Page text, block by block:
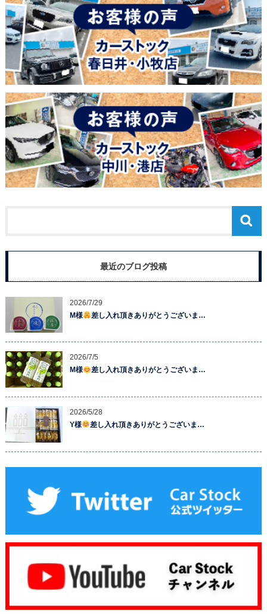
最近のブログ投稿
2026/7/29
M様
差し入れ頂きありがとうございま…
2026/7/5
M様
差し入れ頂きありがとうございま…
2026/5/28
Y様
差し入れ頂きありがとうございま…